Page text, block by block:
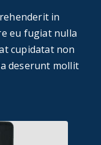
in
eu fugiat nulla
cupidatat non
deserunt mollit